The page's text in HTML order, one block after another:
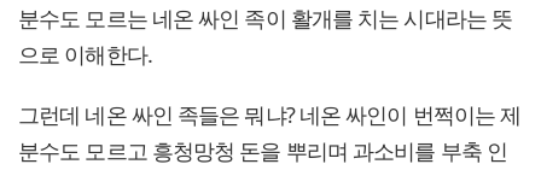
분수도 모르는 네온 싸인 족이 활개를 치는 시대라는 뜻
으로 이해한다.
그런데 네온 싸인 족들은 뭐냐? 네온 싸인이 번쩍이는 제
분수도 모르고 흥청망청 돈을 뿌리며 과소비를 부축 인